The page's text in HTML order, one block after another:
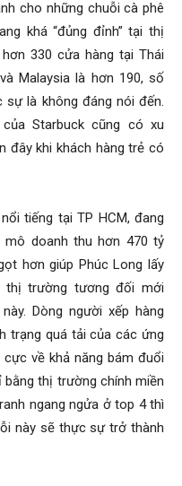
cho những chuỗi cà phê
khá “đủng đỉnh” tại thị
330 cửa hàng tại Thái
Malaysia là hơn 190, số
sự là không đáng nói đến.
Starbuck cũng có xu
đây khi khách hàng trẻ có
tiếng tại TP HCM, đang
mô doanh thu hơn 470 tỷ
hơn giúp Phúc Long lấy
thị trường tương đối mới
Dòng người xếp hàng
trạng quá tải của các ứng
về khả năng bám đuổi
bằng thị trường chính miền
ngang ngửa ở top 4 thì
này sẽ thực sự trở thành